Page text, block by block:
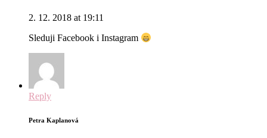
2. 12. 2018 at 19:11
Sleduji Facebook i Instagram
Reply
Petra Kaplanová